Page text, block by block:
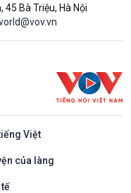
Bà Triệu, Hà Nội
Việt
của làng
tế